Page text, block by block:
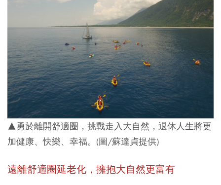
▲勇於離開舒適圈，挑戰走入大自然，退休人生將更
加健康、快樂、幸福。(圖/蘇達貞提供)
遠離舒適圈延老化，擁抱大自然更富有